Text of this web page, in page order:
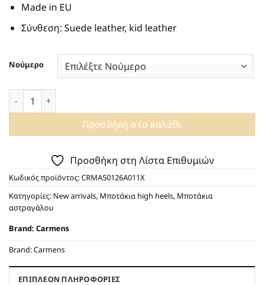
Made in EU
Σύνθεση: Suede leather, kid leather
Νούμερο
ΔΕΡΜΑΤΙΝΑ XAKI ΜΠΟΤΑΚΙΑ CARMENS NATHALIE BEAT
Προσθήκη στο καλάθι
Προσθήκη στη Λίστα Επιθυμιών
Κωδικός προϊόντος:CRMA50126A011X
Κατηγορίες: New arrivals, Μποτάκια high heels, Μποτάκια
αστραγάλου
Brand: Carmens
Brand:Carmens
ΕΠΙΠΛΈΟΝ ΠΛΗΡΟΦΟΡΊΕΣ